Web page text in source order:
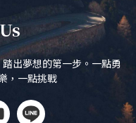
出夢想的第一步。一點勇
，一點挑戰